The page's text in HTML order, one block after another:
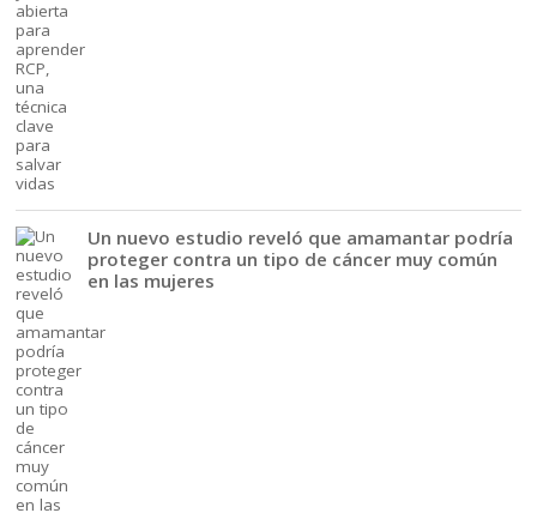
Un nuevo estudio reveló que amamantar podría
proteger contra un tipo de cáncer muy común
en las mujeres